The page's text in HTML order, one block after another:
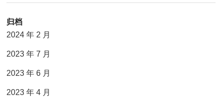
归档
2024 年 2 月
2023 年 7 月
2023 年 6 月
2023 年 4 月